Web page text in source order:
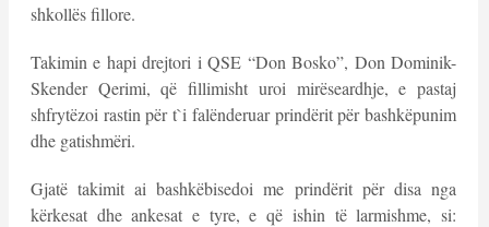
shkollës fillore.
Takimin e hapi drejtori i QSE “Don Bosko”, Don Dominik-
Skender Qerimi, që fillimisht uroi mirëseardhje, e pastaj
shfrytëzoi rastin për t`i falënderuar prindërit për bashkëpunim
dhe gatishmëri.
Gjatë takimit ai bashkëbisedoi me prindërit për disa nga
kërkesat dhe ankesat e tyre, e që ishin të larmishme, si: